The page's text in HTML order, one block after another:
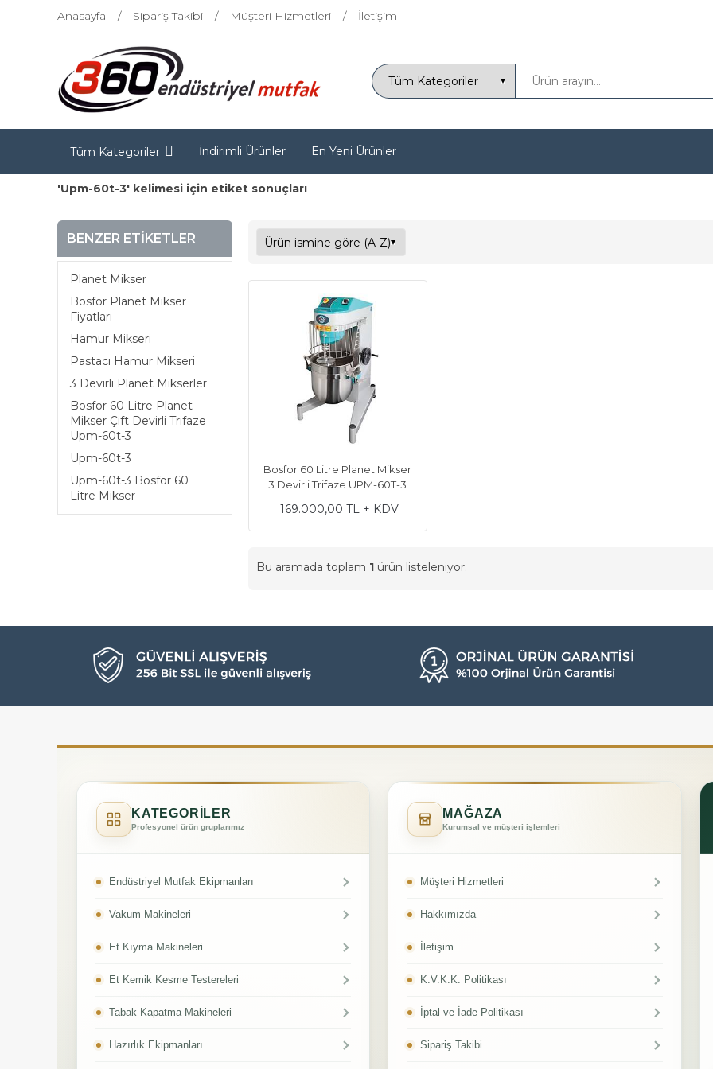
Anasayfa Sipariş Takibi Müşteri Hizmetleri İletişim
Tüm Kategoriler İndirimli Ürünler En Yeni Ürünler
'Upm-60t-3' kelimesi için etiket sonuçları
BENZER ETIKETLER
Planet Mikser
Bosfor Planet Mikser
Fiyatları
Hamur Mikseri
Pastacı Hamur Mikseri
3 Devirli Planet Mikserler
Bosfor 60 Litre Planet
Mikser Çift Devirli Trifaze
Upm-60t-3
Upm-60t-3
Upm-60t-3 Bosfor 60
Litre Mikser
Bosfor 60 Litre Planet Mikser
3 Devirli Trifaze UPM-60T-3
169.000,00 TL + KDV
Bu aramada toplam 1 ürün listeleniyor.
KATEGORİLER
Profesyonel ürün gruplarımız
Endüstriyel Mutfak Ekipmanları
Vakum Makineleri
Et Kıyma Makineleri
Et Kemik Kesme Testereleri
Tabak Kapatma Makineleri
Hazırlık Ekipmanları
MAĞAZA
Kurumsal ve müşteri işlemleri
Müşteri Hizmetleri
Hakkımızda
İletişim
K.V.K.K. Politikası
İptal ve İade Politikası
Sipariş Takibi